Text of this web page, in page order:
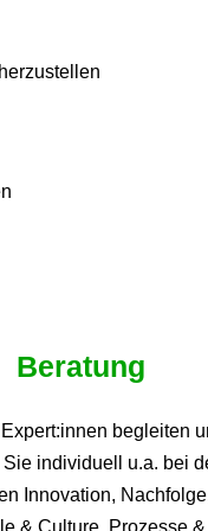
Beratung
begleiten
Sie individuell u.a. bei
Innovation,
& Culture, Prozesse &